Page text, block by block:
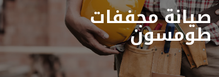
صيانة مجففات
طومسون